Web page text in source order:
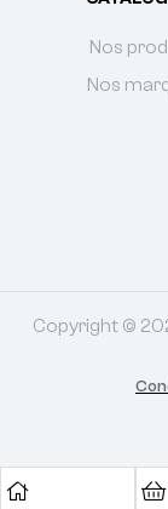
Nos
Nos
Copyright ©